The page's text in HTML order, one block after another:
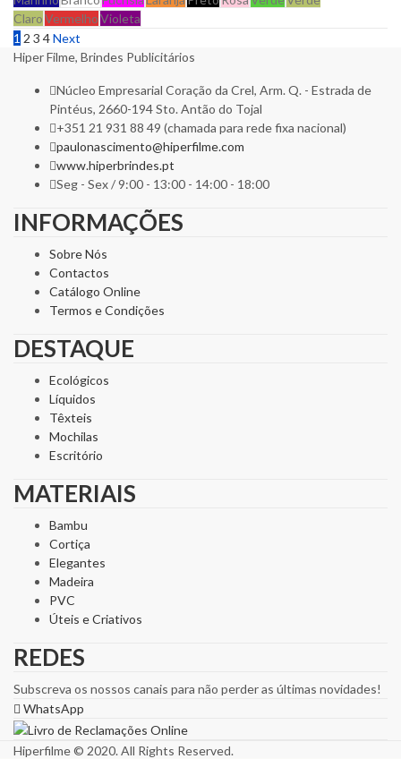
ClaroVermelhoVioleta
1 2 3 4Next
Hiper Filme, Brindes Publicitários
Núcleo Empresarial Coração da Crel, Arm. Q. - Estrada de
Pintéus, 2660-194 Sto. Antão do Tojal
+351 21 931 88 49 (chamada para rede fixa nacional)
paulonascimento@hiperfilme.com
www.hiperbrindes.pt
Seg - Sex / 9:00 - 13:00 - 14:00 - 18:00
INFORMAÇÕES
Sobre Nós
Contactos
Catálogo Online
Termos e Condições
DESTAQUE
Ecológicos
Líquidos
Têxteis
Mochilas
Escritório
MATERIAIS
Bambu
Cortiça
Elegantes
Madeira
PVC
Úteis e Criativos
REDES
Subscreva os nossos canais para não perder as últimas novidades!
WhatsApp
Hiperfilme © 2020. All Rights Reserved.